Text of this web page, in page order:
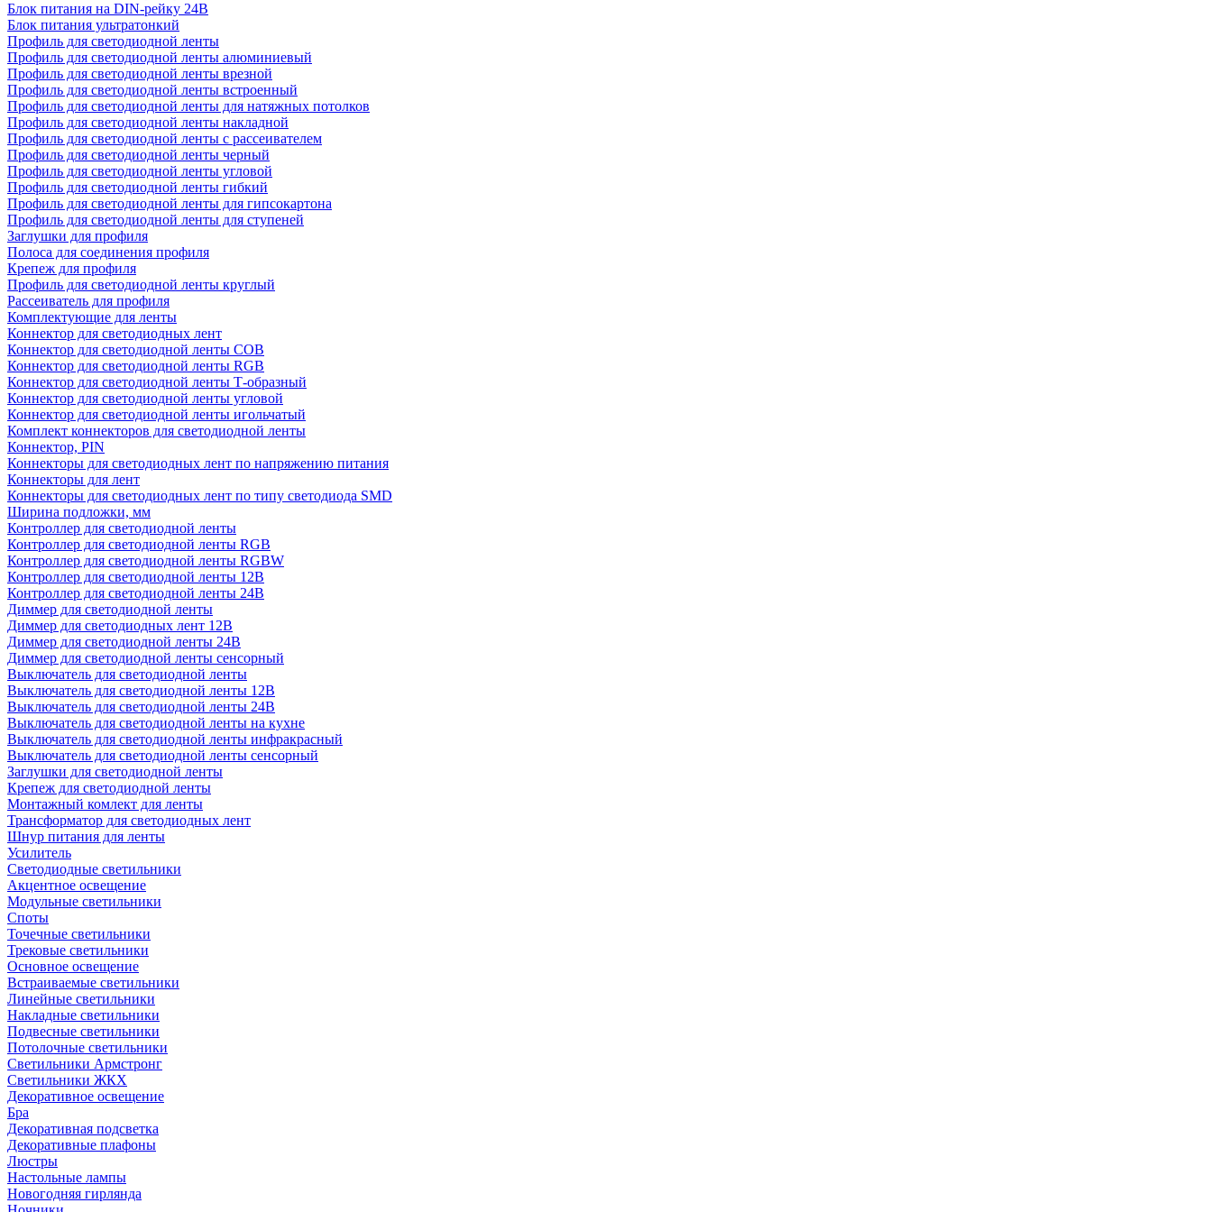
Блок питания на DIN-рейку 24В
Блок питания ультратонкий
Профиль для светодиодной ленты
Профиль для светодиодной ленты алюминиевый
Профиль для светодиодной ленты врезной
Профиль для светодиодной ленты встроенный
Профиль для светодиодной ленты для натяжных потолков
Профиль для светодиодной ленты накладной
Профиль для светодиодной ленты с рассеивателем
Профиль для светодиодной ленты черный
Профиль для светодиодной ленты угловой
Профиль для светодиодной ленты гибкий
Профиль для светодиодной ленты для гипсокартона
Профиль для светодиодной ленты для ступеней
Заглушки для профиля
Полоса для соединения профиля
Крепеж для профиля
Профиль для светодиодной ленты круглый
Рассеиватель для профиля
Комплектующие для ленты
Коннектор для светодиодных лент
Коннектор для светодиодной ленты COB
Коннектор для светодиодной ленты RGB
Коннектор для светодиодной ленты Т-образный
Коннектор для светодиодной ленты угловой
Коннектор для светодиодной ленты игольчатый
Комплект коннекторов для светодиодной ленты
Коннектор, PIN
Коннекторы для светодиодных лент по напряжению питания
Коннекторы для лент
Коннекторы для светодиодных лент по типу светодиода SMD
Ширина подложки, мм
Контроллер для светодиодной ленты
Контроллер для светодиодной ленты RGB
Контроллер для светодиодной ленты RGBW
Контроллер для светодиодной ленты 12В
Контроллер для светодиодной ленты 24В
Диммер для светодиодной ленты
Диммер для светодиодных лент 12В
Диммер для светодиодной ленты 24В
Диммер для светодиодной ленты сенсорный
Выключатель для светодиодной ленты
Выключатель для светодиодной ленты 12В
Выключатель для светодиодной ленты 24В
Выключатель для светодиодной ленты на кухне
Выключатель для светодиодной ленты инфракрасный
Выключатель для светодиодной ленты сенсорный
Заглушки для светодиодной ленты
Крепеж для светодиодной ленты
Монтажный комлект для ленты
Трансформатор для светодиодных лент
Шнур питания для ленты
Усилитель
Светодиодные светильники
Акцентное освещение
Модульные светильники
Споты
Точечные светильники
Трековые светильники
Основное освещение
Встраиваемые светильники
Линейные светильники
Накладные светильники
Подвесные светильники
Потолочные светильники
Светильники Армстронг
Светильники ЖКХ
Декоративное освещение
Бра
Декоративная подсветка
Декоративные плафоны
Люстры
Настольные лампы
Новогодняя гирлянда